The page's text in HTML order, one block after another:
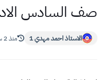
صف السادس
الاستاذ احمد مهدي 1 منذ 2 سنة